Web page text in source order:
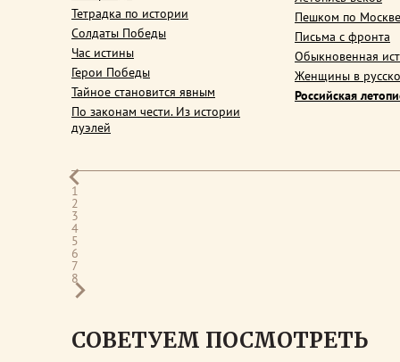
Тетрадка по истории
Солдаты Победы
Час истины
Герои Победы
Тайное становится явным
По законам чести. Из истории
дуэлей
Пешком по Москве
Письма с фронта
Обыкновенная
Женщины в
Российская
1
2
3
4
5
6
7
8
СОВЕТУЕМ ПОСМОТРЕТЬ